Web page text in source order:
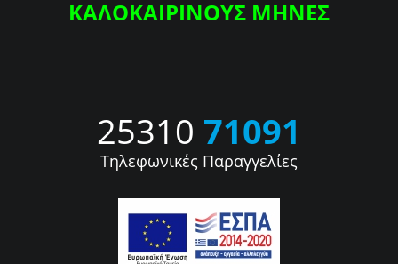
ΚΑΛΟΚΑΙΡΙΝΟΥΣ ΜΗΝΕΣ
25310 71091
Τηλεφωνικές Παραγγελίες